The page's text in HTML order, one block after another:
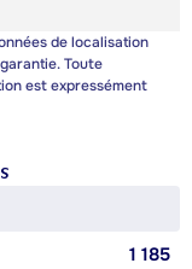
de localisation
Toute
est expressément
1 185